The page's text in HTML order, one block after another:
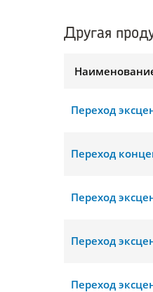
Другая
Переход
Переход
Переход
Переход
Переход